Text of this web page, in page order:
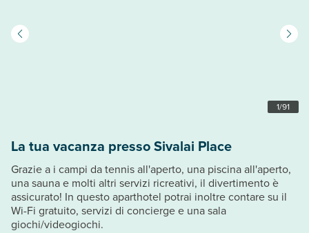
1/91
La tua vacanza presso Sivalai Place
Grazie a i campi da tennis all'aperto, una piscina all'aperto,
una sauna e molti altri servizi ricreativi, il divertimento è
assicurato! In questo aparthotel potrai inoltre contare su il
Wi-Fi gratuito, servizi di concierge e una sala
giochi/videogiochi.